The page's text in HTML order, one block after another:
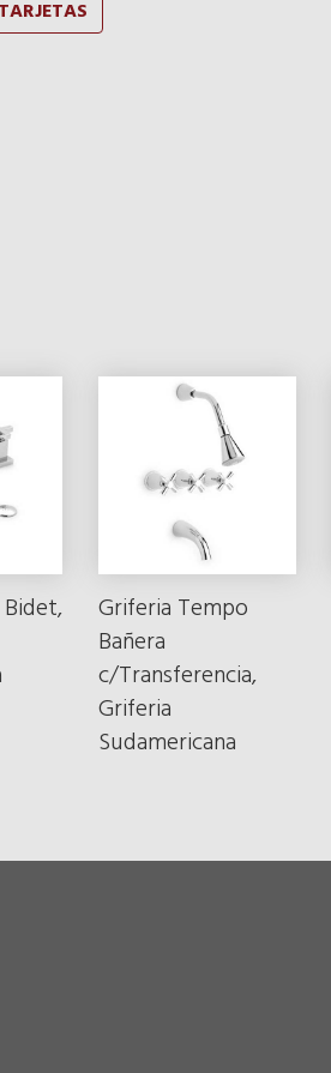
TARJETAS
Griferia Tempo
Bañera
c/Transferencia,
Griferia
Sudamericana